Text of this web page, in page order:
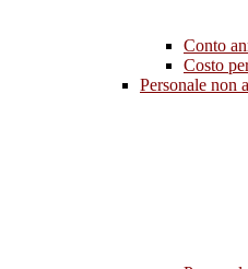
Conto
Costo
Personale non